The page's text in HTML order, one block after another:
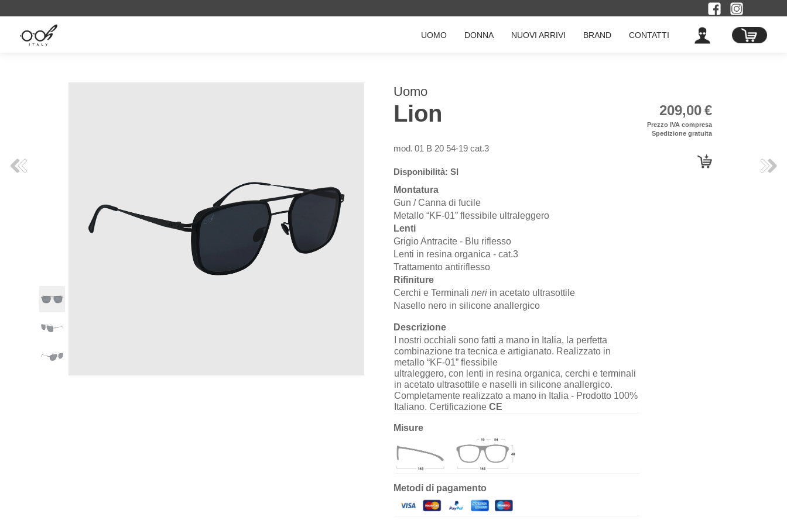
UOMO DONNA NUOVI ARRIVI BRAND CONTATTI ACCEDI
Uomo
Lion 209,00€
Prezzo IVA compresa
Spedizione gratuita
mod. 01 B 20 54-19 cat.3
Disponibilità: SI
Montatura
Gun / Canna di fucile
Metallo “KF-01” flessibile ultraleggero
Lenti
Grigio Antracite - Blu riflesso
Lenti in resina organica - cat.3
Trattamento antiriflesso
Rifiniture
Cerchi e Terminalineri in acetato ultrasottile
Nasello nero in silicone anallergico
Descrizione
I nostri occhiali sono fatti a mano in Italia, la perfetta
combinazione tra tecnica e artigianato. Realizzato in
metallo “KF-01” flessibile
ultraleggero, con lenti in resina organica, cerchi e terminali
in acetato ultrasottile e naselli in silicone anallergico.
Completamente realizzato a mano in Italia - Prodotto 100%
Italiano. CertificazioneCE
Misure
Metodi di pagamento